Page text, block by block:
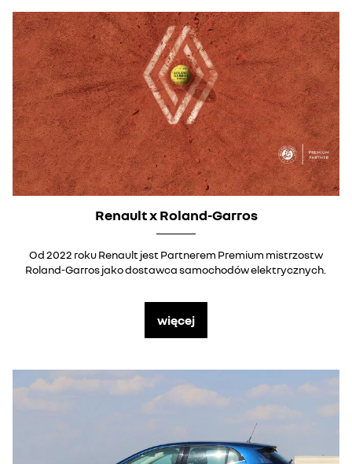
Renault x Roland-Garros
Od 2022 roku Renault jest Partnerem Premium mistrzostw
Roland-Garros jako dostawca samochodów elektrycznych.
więcej